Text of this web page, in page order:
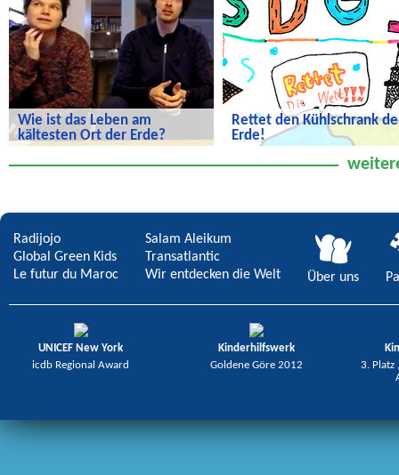
Wie ist das Leben am
kältesten Ort der Erde?
der Erde?
Rettet den Kühlschrank
Erde!
Radijojo
Global Green Kids
Le futur du Maroc
Salam Aleikum
Transatlantic
Wir entdecken die Welt
Über uns
UNICEF New York
icdb Regional Award
Kinderhilfswerk
Goldene Göre 2012
3. Platz